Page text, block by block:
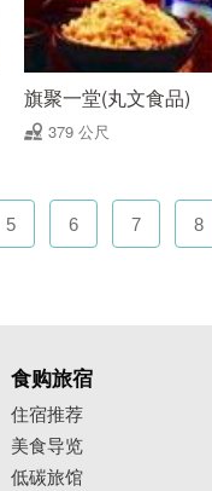
旗聚一堂(丸文食品)
379 公尺
5 6 7 8
食购旅宿
住宿推荐
美食导览
低碳旅馆